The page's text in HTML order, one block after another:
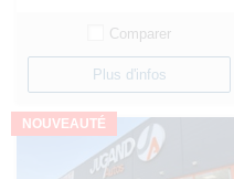
Comparer
Plus d'infos
NOUVEAUTÉ